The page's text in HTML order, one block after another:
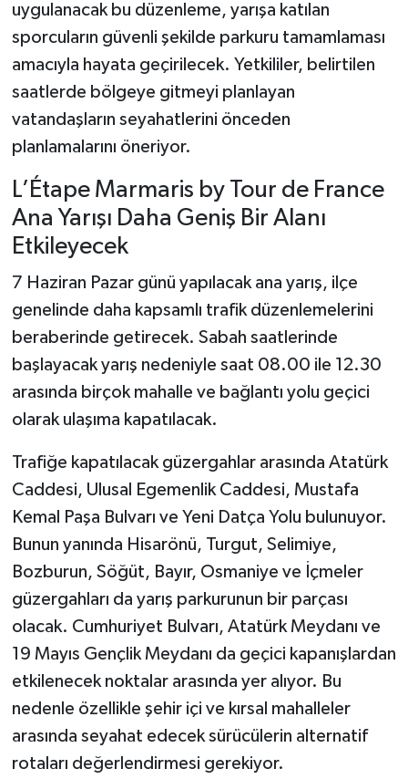
uygulanacak bu düzenleme, yarışa katılan
sporcuların güvenli şekilde parkuru tamamlaması
amacıyla hayata geçirilecek. Yetkililer, belirtilen
saatlerde bölgeye gitmeyi planlayan
vatandaşların seyahatlerini önceden
planlamalarını öneriyor.
L’Étape Marmaris by Tour de France
Ana Yarışı Daha Geniş Bir Alanı
Etkileyecek
7 Haziran Pazar günü yapılacak ana yarış, ilçe
genelinde daha kapsamlı trafik düzenlemelerini
beraberinde getirecek. Sabah saatlerinde
başlayacak yarış nedeniyle saat 08.00 ile 12.30
arasında birçok mahalle ve bağlantı yolu geçici
olarak ulaşıma kapatılacak.
Trafiğe kapatılacak güzergahlar arasında Atatürk
Caddesi, Ulusal Egemenlik Caddesi, Mustafa
Kemal Paşa Bulvarı ve Yeni Datça Yolu bulunuyor.
Bunun yanında Hisarönü, Turgut, Selimiye,
Bozburun, Söğüt, Bayır, Osmaniye ve İçmeler
güzergahları da yarış parkurunun bir parçası
olacak. Cumhuriyet Bulvarı, Atatürk Meydanı ve
19 Mayıs Gençlik Meydanı da geçici kapanışlardan
etkilenecek noktalar arasında yer alıyor. Bu
nedenle özellikle şehir içi ve kırsal mahalleler
arasında seyahat edecek sürücülerin alternatif
rotaları değerlendirmesi gerekiyor.